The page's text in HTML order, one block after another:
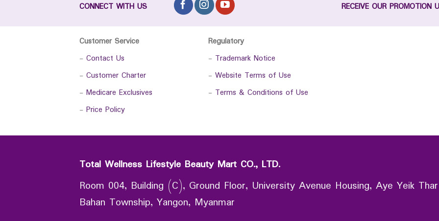
CONNECT WITH US RECEIVE OUR PROMOTION
Customer Service
- Contact Us
- Customer Charter
- Medicare Exclusives
- Price Policy
Regulatory
- Trademark Notice
- Website Terms of Use
- Terms & Conditions of Use
Total Wellness Lifestyle Beauty Mart CO., LTD.
Room 004, Building (C), Ground Floor, University Avenue Housing, Aye Yeik
Bahan Township, Yangon, Myanmar